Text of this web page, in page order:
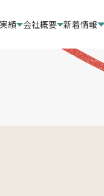
績 会社概要 新着情報